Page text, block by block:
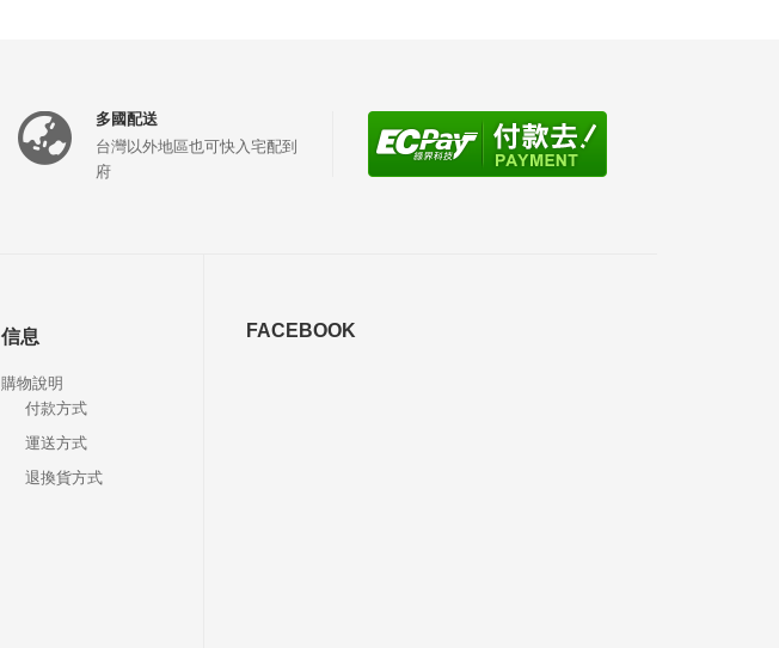
多國配送
台灣以外地區也可快入宅配到
府
信息
購物說明
付款方式
運送方式
退換貨方式
FACEBOOK